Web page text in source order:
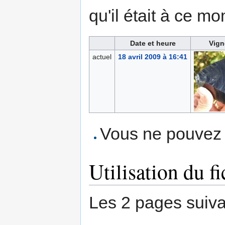
qu'il était à ce
Date et heure
actuel
18 avril 2009 à 16:41
Vous ne
Utilisation du
Les 2 pages